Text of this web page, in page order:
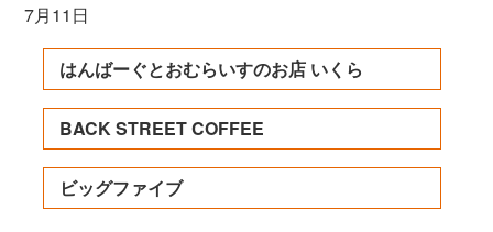
7月11日
はんばーぐとおむらいすのお店 いくら
BACK STREET COFFEE
ビッグファイブ